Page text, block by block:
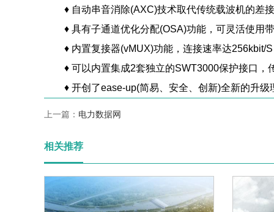
♦ 自动串音消除(AXC)技术取代传统载波机的差
♦ 具有子通道优化分配(OSA)功能，可灵活使用
♦ 内置复接器(vMUX)功能，连接速率达256kbit/
♦ 可以内置集成2套独立的SWT3000保护接口，
♦ 开创了ease-up(简易、安全、创新)全新的升级
上一篇： 电力数据网
相关推荐